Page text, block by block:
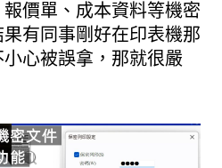
價單、成本資料等機密
有同事剛好在印表機那
心被誤拿，那就很嚴